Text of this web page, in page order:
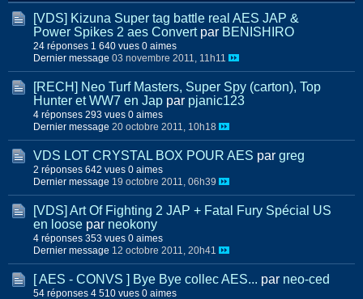
[VDS] Kizuna Super tag battle real AES JAP &
Power Spikes 2 aes Convert par BENISHIRO
24 réponses 1 640 vues 0 aimes
Dernier message 03 novembre 2011, 11h11
[RECH] Neo Turf Masters, Super Spy (carton), Top
Hunter et WW7 en Jap par pjanic123
4 réponses 293 vues 0 aimes
Dernier message 20 octobre 2011, 10h18
VDS LOT CRYSTAL BOX POUR AES par greg
2 réponses 642 vues 0 aimes
Dernier message 19 octobre 2011, 06h39
[VDS] Art Of Fighting 2 JAP + Fatal Fury Spécial US
en loose par neokony
4 réponses 353 vues 0 aimes
Dernier message 12 octobre 2011, 20h41
[ AES - CONVS ] Bye Bye collec AES... par neo-ced
54 réponses 4 510 vues 0 aimes